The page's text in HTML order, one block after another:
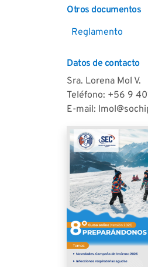
Otros documentos
Reglamento
Datos de contacto
Sra. Lorena Mol V.
Teléfono: +56 9
E-mail: